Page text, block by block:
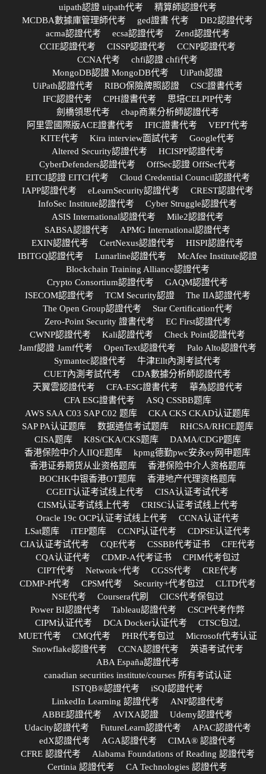
uipath認證 uipath代考
精算師認證代考
MCDBA數據庫管理師代考
ged證書 代考
DB2認證代考
acma認證代考
ecsa認證代考
Zend認證代考
CCIE認證代考
CISSP認證代考
CCNP認證代考
CCNA代考
chfi認證 chfi代考
MongoDB認證 MongoDB代考
UiPath認證
UiPath認證代考
RIBO保險牌照認證
CSC證書代考
IFC認證代考
CPH證書代考
思培CELPIP代考
劍橋領思代考
cbap商業分析師認證代考
阿里雲國際版ACE證書代考
IFIC證書代考
VEPT代考
KITE代考
Kira interview面試代考
Google代考
Altered Security認證代考
HCISPP認證代考
CyberDefenders認證代考
OffSec認證 OffSec代考
EITCI認證 EITCI代考
Cloud Credential Council認證代考
IAPP認證代考
eLearnSecurity認證代考
CREST認證代考
InfoSec Institute認證代考
Cyber Struggle認證代考
ASIS International認證代考
Mile2認證代考
SABSA認證代考
APMG International認證代考
EXIN認證代考
CertNexus認證代考
HISPI認證代考
IBITGQ認證代考
Lunarline認證代考
McAfee Institute認證
Blockchain Training Alliance認證代考
Crypto Consortium認證代考
GAQM認證代考
ISECOM認證代考
TCM Security認證
The IIA認證代考
The Open Group認證代考
Star Certification代考
Zero-Point Security 證書代考
EC First認證代考
CWNP認證代考
Kali認證代考
Check Point認證代考
Jamf認證 Jamf代考
OpenText認證代考
Palo Alto認證代考
Symantec認證代考
牛津Ellt內測考試代考
CUET內測考試代考
CDA數據分析師認證代考
天翼雲認證代考
CFA-ESG證書代考
華為認證代考
CFA ESG證書代考
ASQ CSSBB题库
AWS SAA C03 SAP C02 题库
CKA CKS CKAD认证题库
SAP PA认证题库
数据通信考试题库
RHCSA/RHCE题库
CISA题库
K8S/CKA/CKS题库
DAMA/CDGP题库
香港保险中介人IIQE题库
kpmg德勤pwc安永ey网申题库
香港证券期货从业资格题库
香港保险中介人资格题库
BOCHK中银香港OT题库
香港地产代理资格题库
CGEIT认证考试线上代考
CISA认证考试代考
CISM认证考试线上代考
CRISC认证考试线上代考
Oracle 19c OCP认证考试线上代考
CCNA认证代考
LSat题库
iTEP题库 CCNP认证代考
CDPSE认证代考
CIA认证考试代考
CQE代考 CSSBB代考证书
CFE代考
CQA认证代考
CDMP-A代考证书
CPIM代考包过
CIPT代考
Network+代考 CGSS代考
CRE代考
CDMP-P代考
CPSM代考 Security+代考包过
CLTD代考
NSE代考
Coursera代刷
CICS代考保包过
Power BI認證代考
Tableau認證代考
CSCP代考作弊
CIPM认证代考
DCA Docker认证代考
CTSC包过,
MUET代考
CMQ代考 PHR代考包过
Microsoft代考认证
Snowflake認證代考
CCNA認證代考
英语考试代考
ABA España認證代考
canadian securities institute/courses 所有考试认证
ISTQB®認證代考
iSQI認證代考
LinkedIn Learning 認證代考
ANP認證代考
ABBE認證代考
AVIXA認證
Udemy認證代考
Udacity認證代考
FutureLearn認證代考
APAC認證代考
edX認證代考
AGA認證代考
CIMA® 認證代考
CFRE 認證代考
Alabama Foundations of Reading 認證代考
Certinia 認證代考
CA Technologies 認證代考